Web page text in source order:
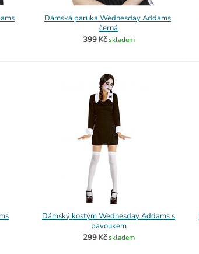
Dámská paruka Wednesday Addams,
černá
399 Kč skladem
Dámský kostým Wednesday Addams s
pavoukem
299 Kč skladem